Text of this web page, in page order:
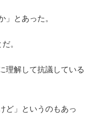
とあった。
。
理解して抗議している
ど」というのもあっ